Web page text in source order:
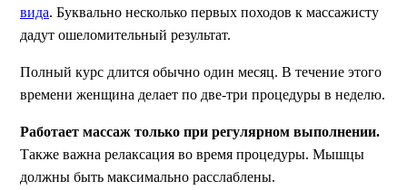
вида. Буквально несколько первых походов к массажисту
дадут ошеломительный результат.
Полный курс длится обычно один месяц. В течение этого
времени женщина делает по две-три процедуры в неделю.
Работает массаж только при регулярном выполнении.
Также важна релаксация во время процедуры. Мышцы
должны быть максимально расслаблены.